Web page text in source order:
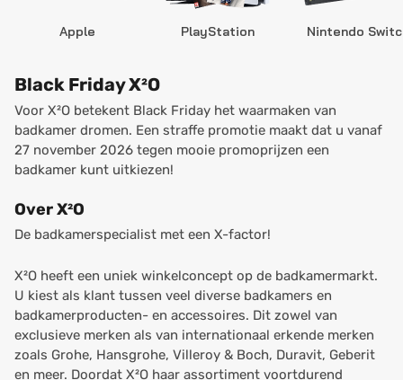
Apple PlayStation Nintendo
Black Friday X²O
Voor X²O betekent Black Friday het waarmaken van
badkamer dromen. Een straffe promotie maakt dat u vanaf
27 november 2026 tegen mooie promoprijzen een
badkamer kunt uitkiezen!
Over X²O
De badkamerspecialist met een X-factor!
X²O heeft een uniek winkelconcept op de badkamermarkt.
U kiest als klant tussen veel diverse badkamers en
badkamerproducten- en accessoires. Dit zowel van
exclusieve merken als van internationaal erkende merken
zoals Grohe, Hansgrohe, Villeroy & Boch, Duravit, Geberit
en meer. Doordat X²O haar assortiment voortdurend